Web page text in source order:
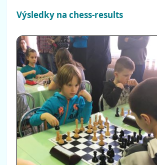
Výsledky na chess-results